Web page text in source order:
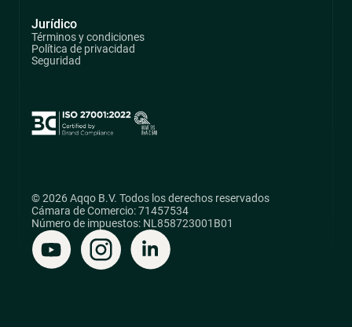
Jurídico
Términos y condiciones
Política de privacidad
Seguridad
© 2026 Aqqo B.V. Todos los derechos reservados
Cámara de Comercio: 71457534
Número de impuestos: NL858723001B01